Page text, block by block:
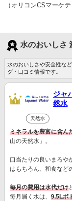
（オリコンCSマーケテ
水のおいしさ
水のおいしさや安全性な
グ・口コミ情報です。
ジャ
然水
天然水
ミネラルを豊富に含ん
山の天然水」。
口当たりの良いまろや
はもちろん、和食など
毎月の費用は水代だけ
毎月届く水は、 9.5Lボ